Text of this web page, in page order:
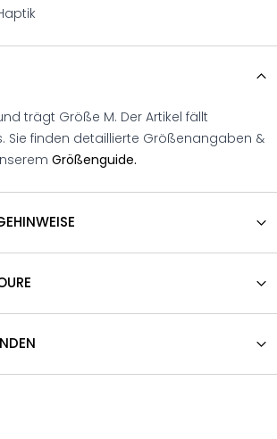
trägt Größe M. Der Artikel fällt
Sie finden detaillierte Größenangaben &
Größenguide.